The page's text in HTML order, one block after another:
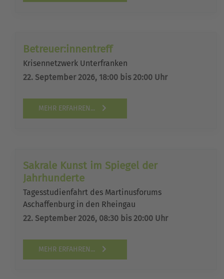
Betreuer:innentreff
Krisennetzwerk Unterfranken
22. September 2026, 18:00 bis 20:00 Uhr
MEHR ERFAHREN...
Sakrale Kunst im Spiegel der
Jahrhunderte
Tagesstudienfahrt des Martinusforums
Aschaffenburg in den Rheingau
22. September 2026, 08:30 bis 20:00 Uhr
MEHR ERFAHREN...